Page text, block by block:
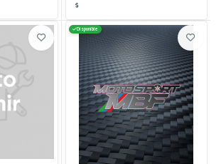
Disponible